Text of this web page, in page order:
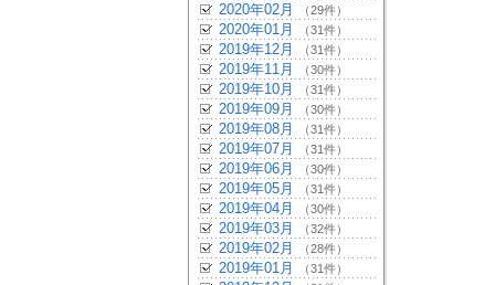
2020年02月 （29件）
2020年01月 （31件）
2019年12月 （31件）
2019年11月 （30件）
2019年10月 （31件）
2019年09月 （30件）
2019年08月 （31件）
2019年07月 （31件）
2019年06月 （30件）
2019年05月 （31件）
2019年04月 （30件）
2019年03月 （32件）
2019年02月 （28件）
2019年01月 （31件）